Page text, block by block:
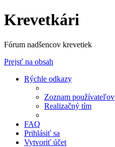
Krevetkári
Fórum nadšencov krevetiek
Prejsť na obsah
Rýchle odkazy
Zoznam používateľov
Realizačný tím
FAQ
Prihlásiť sa
Vytvoriť účet